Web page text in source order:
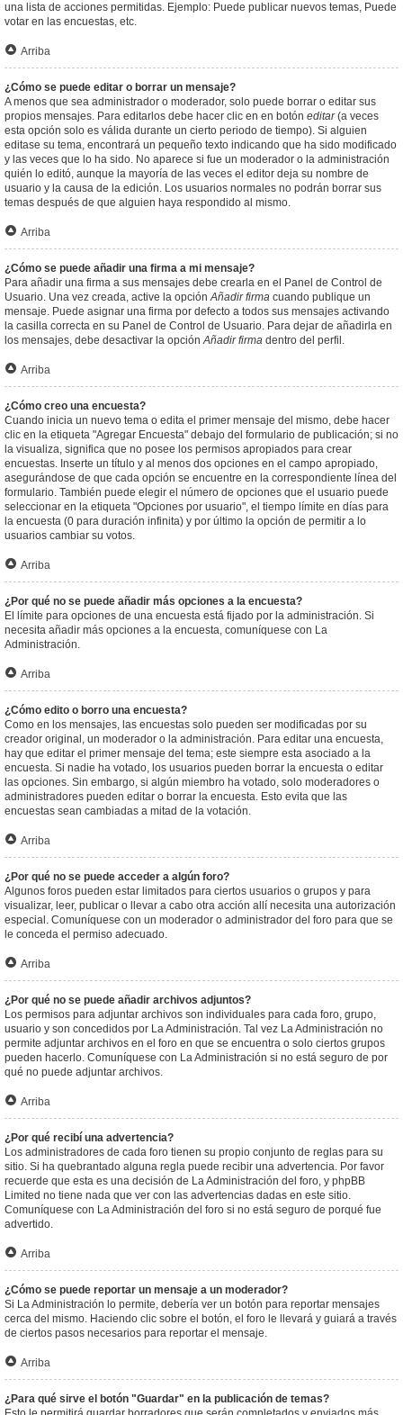
una lista de acciones permitidas. Ejemplo: Puede publicar nuevos temas, Puede
votar en las encuestas, etc.
Arriba
¿Cómo se puede editar o borrar un mensaje?
A menos que sea administrador o moderador, solo puede borrar o editar sus
propios mensajes. Para editarlos debe hacer clic en en botón editar(a veces
esta opción solo es válida durante un cierto periodo de tiempo). Si alguien
editase su tema, encontrará un pequeño texto indicando que ha sido modificado
y las veces que lo ha sido. No aparece si fue un moderador o la administración
quién lo editó, aunque la mayoría de las veces el editor deja su nombre de
usuario y la causa de la edición. Los usuarios normales no podrán borrar sus
temas después de que alguien haya respondido al mismo.
Arriba
¿Cómo se puede añadir una firma a mi mensaje?
Para añadir una firma a sus mensajes debe crearla en el Panel de Control de
Usuario. Una vez creada, active la opciónAñadir firma cuando publique un
mensaje. Puede asignar una firma por defecto a todos sus mensajes activando
la casilla correcta en su Panel de Control de Usuario. Para dejar de añadirla en
los mensajes, debe desactivar la opciónAñadir firma dentro del perfil.
Arriba
¿Cómo creo una encuesta?
Cuando inicia un nuevo tema o edita el primer mensaje del mismo, debe hacer
clic en la etiqueta "Agregar Encuesta" debajo del formulario de publicación; si no
la visualiza, significa que no posee los permisos apropiados para crear
encuestas. Inserte un título y al menos dos opciones en el campo apropiado,
asegurándose de que cada opción se encuentre en la correspondiente línea del
formulario. También puede elegir el número de opciones que el usuario puede
seleccionar en la etiqueta "Opciones por usuario", el tiempo límite en días para
la encuesta (0 para duración infinita) y por último la opción de permitir a lo
usuarios cambiar su votos.
Arriba
¿Por qué no se puede añadir más opciones a la encuesta?
El límite para opciones de una encuesta está fijado por la administración. Si
necesita añadir más opciones a la encuesta, comuníquese con La
Administración.
Arriba
¿Cómo edito o borro una encuesta?
Como en los mensajes, las encuestas solo pueden ser modificadas por su
creador original, un moderador o la administración. Para editar una encuesta,
hay que editar el primer mensaje del tema; este siempre esta asociado a la
encuesta. Si nadie ha votado, los usuarios pueden borrar la encuesta o editar
las opciones. Sin embargo, si algún miembro ha votado, solo moderadores o
administradores pueden editar o borrar la encuesta. Esto evita que las
encuestas sean cambiadas a mitad de la votación.
Arriba
¿Por qué no se puede acceder a algún foro?
Algunos foros pueden estar limitados para ciertos usuarios o grupos y para
visualizar, leer, publicar o llevar a cabo otra acción allí necesita una autorización
especial. Comuníquese con un moderador o administrador del foro para que se
le conceda el permiso adecuado.
Arriba
¿Por qué no se puede añadir archivos adjuntos?
Los permisos para adjuntar archivos son individuales para cada foro, grupo,
usuario y son concedidos por La Administración. Tal vez La Administración no
permite adjuntar archivos en el foro en que se encuentra o solo ciertos grupos
pueden hacerlo. Comuníquese con La Administración si no está seguro de por
qué no puede adjuntar archivos.
Arriba
¿Por qué recibí una advertencia?
Los administradores de cada foro tienen su propio conjunto de reglas para su
sitio. Si ha quebrantado alguna regla puede recibir una advertencia. Por favor
recuerde que esta es una decisión de La Administración del foro, y phpBB
Limited no tiene nada que ver con las advertencias dadas en este sitio.
Comuníquese con La Administración del foro si no está seguro de porqué fue
advertido.
Arriba
¿Cómo se puede reportar un mensaje a un moderador?
Si La Administración lo permite, debería ver un botón para reportar mensajes
cerca del mismo. Haciendo clic sobre el botón, el foro le llevará y guiará a través
de ciertos pasos necesarios para reportar el mensaje.
Arriba
¿Para qué sirve el botón "Guardar" en la publicación de temas?